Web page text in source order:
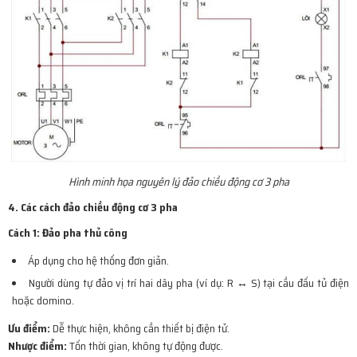
Hình minh họa nguyên lý đảo chiều động cơ 3 pha
4. Các cách đảo chiều động cơ 3 pha
Cách 1: Đảo pha thủ công
Áp dụng cho hệ thống đơn giản.
Người dùng tự đảo vị trí hai dây pha (ví dụ: R ↔ S) tại cầu đấu tủ điện
hoặc domino.
Ưu điểm:Dễ thực hiện, không cần thiết bị điện tử.
Nhược điểm:Tốn thời gian, không tự động được.